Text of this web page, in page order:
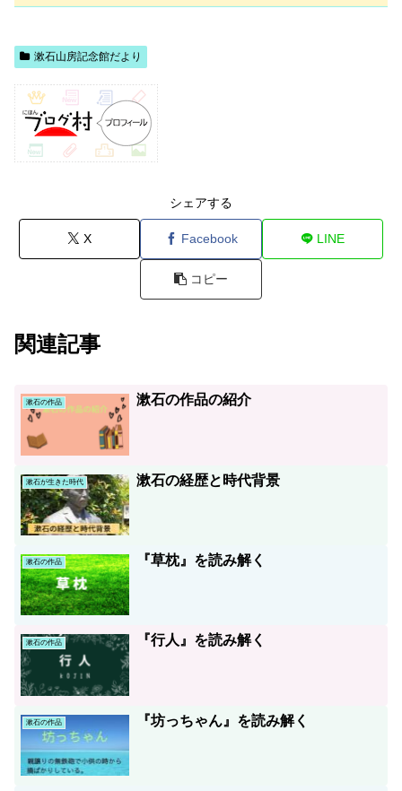
漱石山房記念館だより
シェアする
X Facebook LINE
コピー
関連記事
漱石の作品 漱石の作品の紹介
漱石が生きた時代 漱石の経歴と時代背景
漱石の作品 『草枕』を読み解く
漱石の作品 『行人』を読み解く
漱石の作品 『坊っちゃん』を読み解く